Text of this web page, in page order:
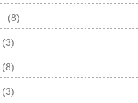
(8)
(3)
(8)
(3)